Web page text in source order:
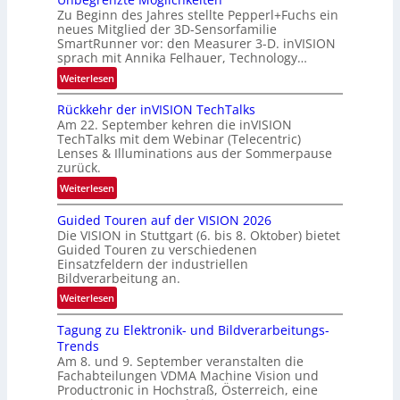
u
n
d
e
‘
Zu Beginn des Jahres stellte Pepperl+Fuchs ein
neues Mitglied der 3D-Sensorfamilie
SmartRunner vor: den Measurer 3-D. inVISION
sprach mit Annika Felhauer, Technology…
Weiterlesen:
U
n
b
e
g
r
e
z
t
e
M
ö
g
l
c
h
Rückkehr der inVISION TechTalks
Am 22. September kehren die inVISION
TechTalks mit dem Webinar (Telecentric)
Lenses & Illuminations aus der Sommerpause
zurück.
Weiterlesen:
R
ü
c
k
k
e
h
e
r
i
Guided Touren auf der VISION 2026
Die VISION in Stuttgart (6. bis 8. Oktober) bietet
Guided Touren zu verschiedenen
Einsatzfeldern der industriellen
Bildverarbeitung an.
Weiterlesen:
G
u
d
e
Tagung zu Elektronik- und Bildverarbeitungs-
Trends
Am 8. und 9. September veranstalten die
Fachabteilungen VDMA Machine Vision und
Productronic in Hochstraß, Österreich, eine